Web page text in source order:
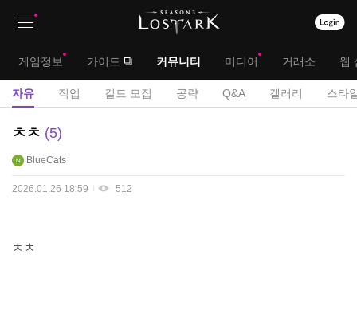
대
메
게임정보 가이드 커뮤니티 미디어 거래소 웹
서
자유 직업 길드 모집 공략 Q&A 갤러리 스타
자
게
ㅊㅊ 5
BlueCats
2026.01.26 18:59 512
ㅊㅊ